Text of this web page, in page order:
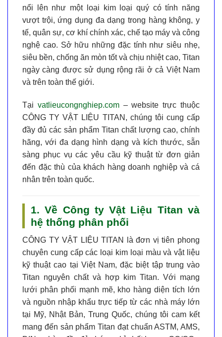
nổi lên như một loại kim loại quý có tính năng
vượt trội, ứng dụng đa dạng trong hàng không, y
tế, quân sự, cơ khí chính xác, chế tạo máy và công
nghệ cao. Sở hữu những đặc tính nhưsiêu nhẹ,
siêu bền, chống ăn mòn tốt và chịu nhiệt cao, Titan
ngày càng được sử dụng rộng rãi ở cả Việt Nam
và trên toàn thế giới.
Tại vatlieucongnghiep.com– website trực thuộc
CÔNG TY VẬT LIỆU TITAN , chúng tôi cung cấp
đầy đủ các sản phẩm Titan chất lượng cao, chính
hãng, với đa dạng hình dạng và kích thước, sẵn
sàng phục vụ các yêu cầu kỹ thuật từ đơn giản
đến đặc thù của khách hàng doanh nghiệp và cá
nhân trên toàn quốc.
1. Về Công ty Vật Liệu Titan và
hệ thống phân phối
CÔNG TY VẬT LIỆU TITAN
là đơn vị tiên phong
chuyên cung cấp các loại kim loại màu và vật liệu
kỹ thuật cao tại Việt Nam, đặc biệt tập trung vào
Titan nguyên chất và hợp kim Titan. Với mạng
lưới phân phối mạnh mẽ, kho hàng diện tích lớn
và nguồn nhập khẩu trực tiếp từ các nhà máy lớn
tại Mỹ, Nhật Bản, Trung Quốc, chúng tôi cam kết
mang đến sản phẩm Titan đạt chuẩn ASTM, AMS,